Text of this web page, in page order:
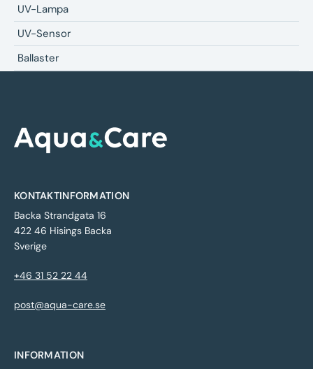
UV-Lampa
UV-Sensor
Ballaster
KONTAKTINFORMATION
Backa Strandgata 16
422 46 Hisings Backa
Sverige
+46 31 52 22 44
post@aqua-care.se
INFORMATION